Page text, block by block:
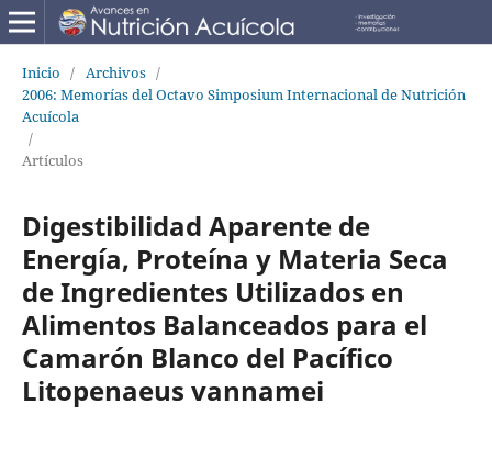
Inicio / Archivos /
2006: Memorías del Octavo Simposium Internacional de Nutrición
Acuícola
/
Artículos
Digestibilidad Aparente de
Energía, Proteína y Materia Seca
de Ingredientes Utilizados en
Alimentos Balanceados para el
Camarón Blanco del Pacífico
Litopenaeus vannamei